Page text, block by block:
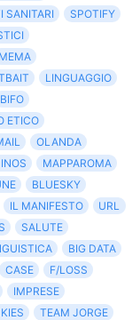
SANITARI
SPOTIFY
MEMA
LINGUAGGIO
BIFO
ETICO
OLANDA
MAPPAROMA
BLUESKY
IL MANIFESTO
URL
SALUTE
BIG DATA
CASE
F/LOSS
IMPRESE
TEAM JORGE